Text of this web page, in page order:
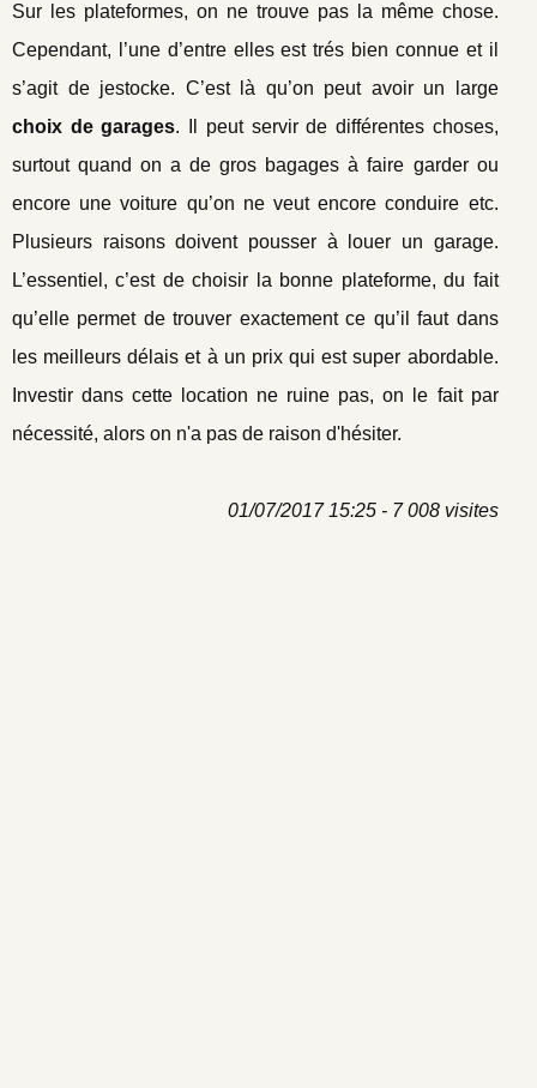
Sur les plateformes, on ne trouve pas la même chose.
Cependant, l’une d’entre elles est trés bien connue et il
s’agit de jestocke. C’est là qu’on peut avoir un large
choix de garages. Il peut servir de différentes choses,
surtout quand on a de gros bagages à faire garder ou
encore une voiture qu’on ne veut encore conduire etc.
Plusieurs raisons doivent pousser à louer un garage.
L’essentiel, c’est de choisir la bonne plateforme, du fait
qu’elle permet de trouver exactement ce qu’il faut dans
les meilleurs délais et à un prix qui est super abordable.
Investir dans cette location ne ruine pas, on le fait par
nécessité, alors on n'a pas de raison d'hésiter.
01/07/2017 15:25 - 7 008 visites